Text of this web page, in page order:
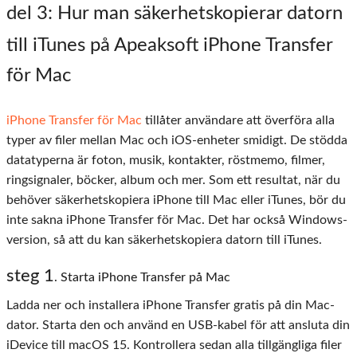
del 3: Hur man säkerhetskopierar datorn
till iTunes på Apeaksoft iPhone Transfer
för Mac
iPhone Transfer för Mac tillåter användare att överföra alla
typer av filer mellan Mac och iOS-enheter smidigt. De stödda
datatyperna är foton, musik, kontakter, röstmemo, filmer,
ringsignaler, böcker, album och mer. Som ett resultat, när du
behöver säkerhetskopiera iPhone till Mac eller iTunes, bör du
inte sakna iPhone Transfer för Mac. Det har också Windows-
version, så att du kan säkerhetskopiera datorn till iTunes.
steg 1. Starta iPhone Transfer på Mac
Ladda ner och installera iPhone Transfer gratis på din Mac-
dator. Starta den och använd en USB-kabel för att ansluta din
iDevice till macOS 15. Kontrollera sedan alla tillgängliga filer